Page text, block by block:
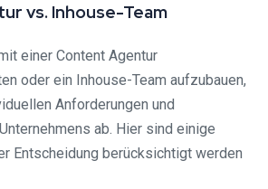
vs. Inhouse-Team
einer Content Agentur
oder ein Inhouse-Team aufzubauen,
Anforderungen und
ab. Hier sind einige
Entscheidung berücksichtigt werden